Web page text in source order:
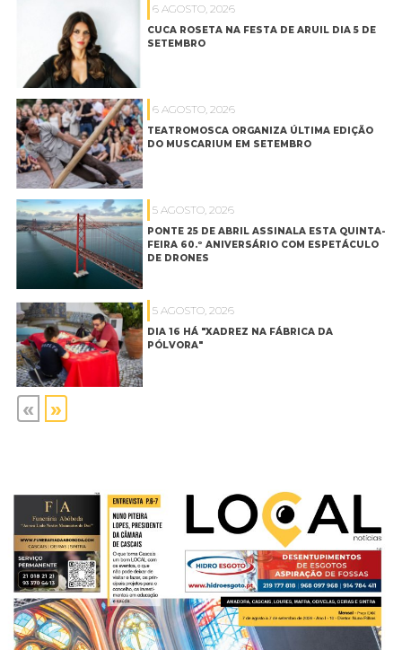
6 AGOSTO, 2026
CUCA ROSETA NA FESTA DE ARUIL DIA 5 DE
SETEMBRO
6 AGOSTO, 2026
TEATROMOSCA ORGANIZA ÚLTIMA EDIÇÃO
DO MUSCARIUM EM SETEMBRO
5 AGOSTO, 2026
PONTE 25 DE ABRIL ASSINALA ESTA QUINTA-
FEIRA 60.º ANIVERSÁRIO COM ESPETÁCULO
DE DRONES
5 AGOSTO, 2026
DIA 16 HÁ "XADREZ NA FÁBRICA DA
PÓLVORA"
« »